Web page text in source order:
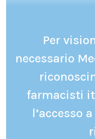
Per
necessario
farmacisti
l’accesso